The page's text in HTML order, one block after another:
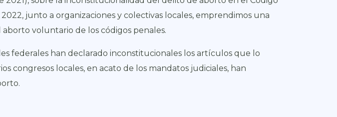
junto a organizaciones y colectivas locales, emprendimos una
voluntario de los códigos penales.
federales han declarado inconstitucionales los artículos que lo
congresos locales, en acato de los mandatos judiciales, han